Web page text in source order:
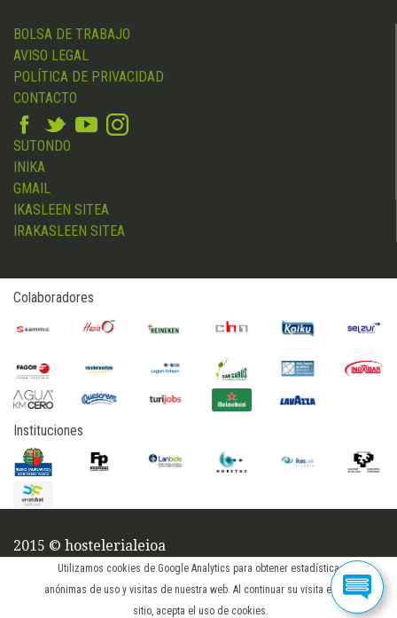
Utilizamos cookies de Google Analytics para obtener estadísticas
anónimas de uso y visitas de nuestra web. Al continuar su visita en este
sitio, acepta el uso de cookies.
BOLSA DE TRABAJO
AVISO LEGAL
POLÍTICA DE PRIVACIDAD
CONTACTO
SUTONDO
INIKA
GMAIL
IKASLEEN SITEA
IRAKASLEEN SITEA
Colaboradores
Instituciones
2015 © hostelerialeioa
iniciar sesión